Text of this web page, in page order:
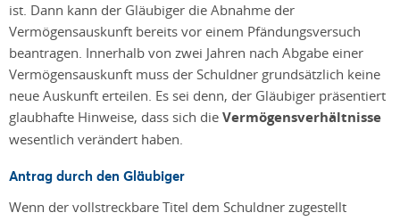
ist. Dann kann der Gläubiger die Abnahme der
Vermögensauskunft bereits vor einem Pfändungsversuch
beantragen. Innerhalb von zwei Jahren nach Abgabe einer
Vermögensauskunft muss der Schuldner grundsätzlich keine
neue Auskunft erteilen. Es sei denn, der Gläubiger präsentiert
glaubhafte Hinweise, dass sich die Vermögensverhältnisse
wesentlich verändert haben.
Antrag durch den Gläubiger
Wenn der vollstreckbare Titel dem Schuldner zugestellt